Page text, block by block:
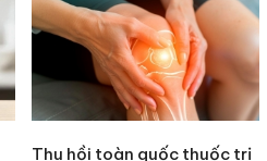
Thu hồi toàn quốc thuốc trị